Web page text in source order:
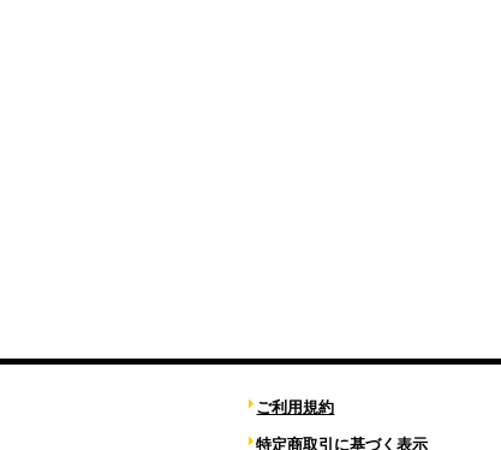
ご利用規約
特定商取引に基づく表示